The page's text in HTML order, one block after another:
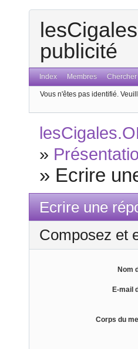
publicité
Index Membres Chercher
Vous n'êtes pas identifié.
»
» Ecrire
Ecrire une
Composez et
Nom
E-mail
Corps du